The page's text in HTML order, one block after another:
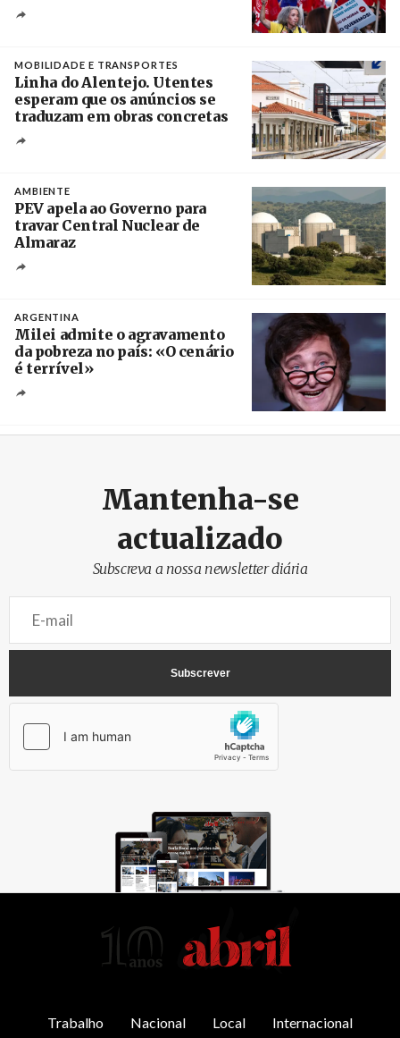
MOBILIDADE E TRANSPORTES
Linha do Alentejo. Utentes
esperam que os anúncios se
traduzam em obras concretas
AMBIENTE
PEV apela ao Governo para
travar Central Nuclear de
Almaraz
ARGENTINA
Milei admite o agravamento
da pobreza no país: «O cenário
é terrível»
Mantenha-se
actualizado
Subscreva a nossa newsletter diária
Trabalho Nacional Local Internacional